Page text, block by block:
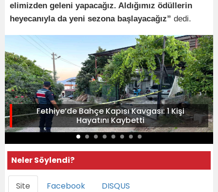
elimizden geleni yapacağız. Aldığımız ödüllerin
heyecanıyla da yeni sezona başlayacağız” dedi.
Fethiye’de Bahçe Kapısı Kavgası: 1 Kişi
Hayatını Kaybetti
Neler Söylendi?
Site Facebook DISQUS